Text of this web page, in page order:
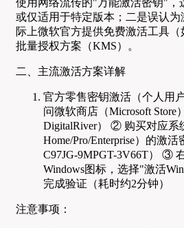
使用网络流传的"万能激活密钥"，
或仅适用于特定版本；二是误认
际上微软官方提供免费激活工具（
批量授权方案（KMS）。
二、主流激活方案详解
官方零售密钥激活（个人用
问微软商店（Microsoft
DigitalRiver） ② 购买对应系
Home/Pro/Enterprise）的激
C97JG-9MPGT-3V66T） ③
Windows图标，选择"激活
完成验证（耗时约2分钟）
注意事项：